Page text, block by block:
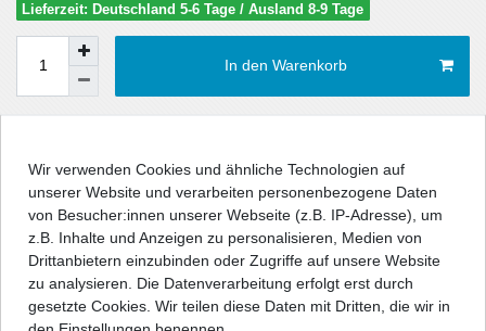
Lieferzeit: Deutschland 5-6 Tage / Ausland 8-9 Tage
In den Warenkorb
* inkl. ges. MwSt. zzgl.Versandkosten
Beschreibung
Wir verwenden Cookies und ähnliche Technologien auf
unserer Website und verarbeiten personenbezogene Daten
von Besucher:innen unserer Webseite (z.B. IP-Adresse), um
z.B. Inhalte und Anzeigen zu personalisieren, Medien von
Drittanbietern einzubinden oder Zugriffe auf unsere Website
zu analysieren. Die Datenverarbeitung erfolgt erst durch
gesetzte Cookies. Wir teilen diese Daten mit Dritten, die wir in